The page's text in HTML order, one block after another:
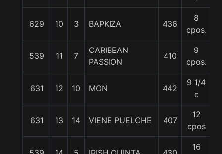
629 10 3 BAPKIZA 436
8
cpos.
539 11 7
CARIBEAN
PASSION
410
9
cpos.
631 12 10 MON 442
9 1/4
c
631 13 14 VIENE PUELCHE 407
12
cpos
16